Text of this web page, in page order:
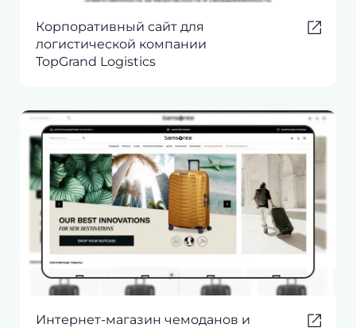
Корпоративный сайт для
логистической компании
TopGrand Logistics
Интернет-магазин чемоданов и